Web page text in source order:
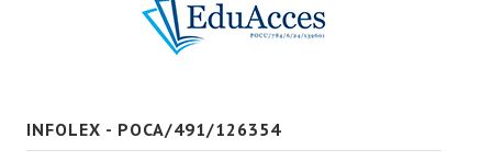
INFOLEX - POCA/491/126354